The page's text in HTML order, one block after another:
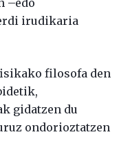
–edo
irudikaria
filosofa den
gidatzen du
ondorioztatzen